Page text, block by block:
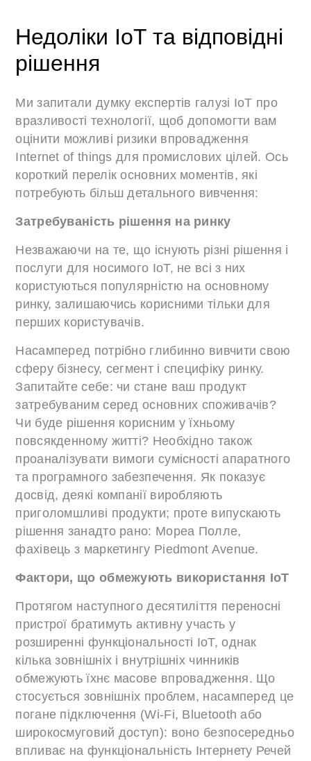
Недоліки IoT та відповідні
рішення
Ми запитали думку експертів галузі IoT про
вразливості технології, щоб допомогти вам
оцінити можливі ризики впровадження
Internet of things для промислових цілей. Ось
короткий перелік основних моментів, які
потребують більш детального вивчення:
Затребуваність рішення на ринку
Незважаючи на те, що існують різні рішення і
послуги для носимого IoT, не всі з них
користуються популярністю на основному
ринку, залишаючись корисними тільки для
перших користувачів.
Насамперед потрібно глибинно вивчити свою
сферу бізнесу, сегмент і специфіку ринку.
Запитайте себе: чи стане ваш продукт
затребуваним серед основних споживачів?
Чи буде рішення корисним у їхньому
повсякденному житті? Необхідно також
проаналізувати вимоги сумісності апаратного
та програмного забезпечення. Як показує
досвід, деякі компанії виробляють
приголомшливі продукти; проте випускають
рішення занадто рано: Мореа Полле,
фахівець з маркетингу Piedmont Avenue.
Фактори, що обмежують використання IoT
Протягом наступного десятиліття переносні
пристрої братимуть активну участь у
розширенні функціональності IoT, однак
кілька зовнішніх і внутрішніх чинників
обмежують їхнє масове впровадження. Що
стосується зовнішніх проблем, насамперед це
погане підключення (Wi-Fi, Bluetooth або
широкосмуговий доступ): воно безпосередньо
впливає на функціональність Інтернету Речей